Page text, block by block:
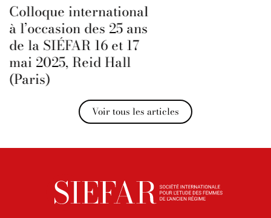
Colloque international
à l’occasion des 25 ans
de la SIÉFAR 16 et 17
mai 2025, Reid Hall
(Paris)
Voir tous les articles